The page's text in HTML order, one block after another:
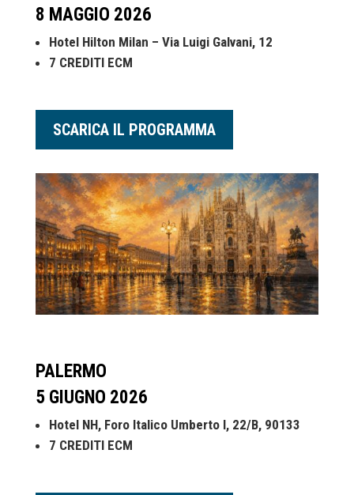
8 MAGGIO 2026
Hotel Hilton Milan – Via Luigi Galvani, 12
7 CREDITI ECM
SCARICA IL PROGRAMMA
PALERMO
5 GIUGNO 2026
Hotel NH, Foro Italico Umberto I, 22/B, 90133
7 CREDITI ECM